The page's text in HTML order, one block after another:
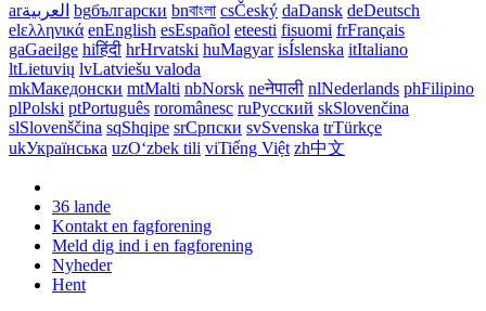
arالعربية bgбългарски bnবাংলা csČeský daDansk deDeutsch
elελληνικά enEnglish esEspañol eteesti fisuomi frFrançais
gaGaeilge hiहिंदी hrHrvatski huMagyar isÍslenska itItaliano
ltLietuvių lvLatviešu valoda
mkМакедонски mtMalti nbNorsk neनेपाली nlNederlands phFilipino
plPolski ptPortuguês roromânesc ruРусский skSlovenčina
slSlovenščina sqShqipe srСрпски svSvenska trTürkçe
ukУкраїнська uzOʻzbek tili viTiếng Việt zh中文
36 lande
Kontakt en fagforening
Meld dig ind i en fagforening
Nyheder
Hent